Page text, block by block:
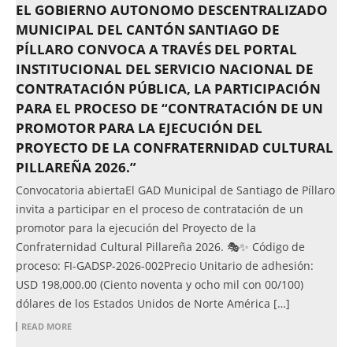
EL GOBIERNO AUTÓNOMO DESCENTRALIZADO
MUNICIPAL DEL CANTÓN SANTIAGO DE
PÍLLARO CONVOCA A TRAVÉS DEL PORTAL
INSTITUCIONAL DEL SERVICIO NACIONAL DE
CONTRATACIÓN PÚBLICA, LA PARTICIPACIÓN
PARA EL PROCESO DE “CONTRATACIÓN DE UN
PROMOTOR PARA LA EJECUCIÓN DEL
PROYECTO DE LA CONFRATERNIDAD CULTURAL
PILLAREÑA 2026.”
Convocatoria abiertaEl GAD Municipal de Santiago de Píllaro
invita a participar en el proceso de contratación de un
promotor para la ejecución del Proyecto de la
Confraternidad Cultural Pillareña 2026. 🎭✨ Código de
proceso: FI-GADSP-2026-002Precio Unitario de adhesión:
USD 198,000.00 (Ciento noventa y ocho mil con 00/100)
dólares de los Estados Unidos de Norte América […]
READ MORE